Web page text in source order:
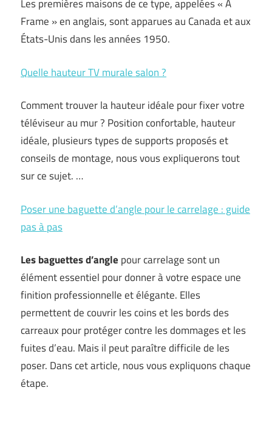
Les premières maisons de ce type, appelées « A
Frame » en anglais, sont apparues au Canada et aux
États-Unis dans les années 1950.
Quelle hauteur TV murale salon ?
Comment trouver la hauteur idéale pour fixer votre
téléviseur au mur ? Position confortable, hauteur
idéale, plusieurs types de supports proposés et
conseils de montage, nous vous expliquerons tout
sur ce sujet. …
Poser une baguette d’angle pour le carrelage : guide
pas à pas
Les baguettes d’angle pour carrelage sont un
élément essentiel pour donner à votre espace une
finition professionnelle et élégante. Elles
permettent de couvrir les coins et les bords des
carreaux pour protéger contre les dommages et les
fuites d’eau. Mais il peut paraître difficile de les
poser. Dans cet article, nous vous expliquons chaque
étape.